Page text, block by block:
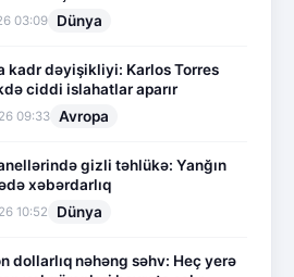
03:09 Dünya
kadr dəyişikliyi: Karlos Torres
ciddi islahatlar aparır
09:33 Avropa
gizli təhlükə: Yanğın
xəbərdarlıq
10:52 Dünya
dollarlıq nəhəng səhv: Heç yerə